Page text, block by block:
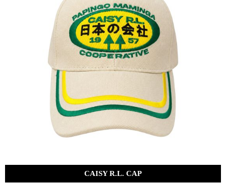
CAISY R.L. CAP